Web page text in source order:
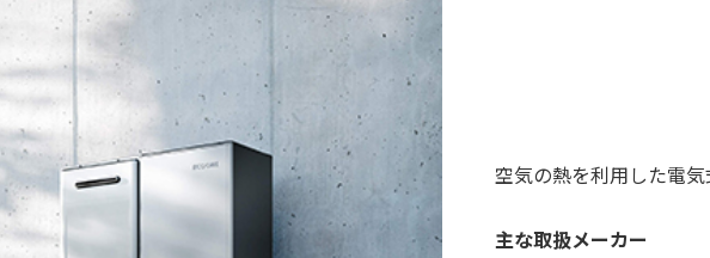
空気の熱を利用した電
主な取扱メーカー